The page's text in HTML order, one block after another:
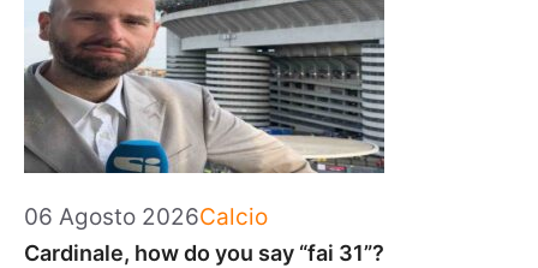
06 Agosto 2026Categorie
Calcio
Cardinale, how do you say “fai 31”?